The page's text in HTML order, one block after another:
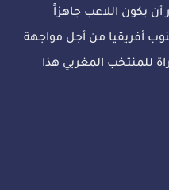
أن يكون اللاعب جاهزاً
أفريقيا من أجل مواجهة
للمنتخب المغربي هذا